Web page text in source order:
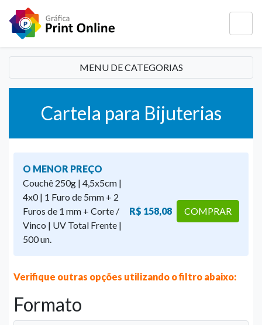
MENU DE CATEGORIAS
Cartela para Bijuterias
O MENOR PREÇO
Couchê 250g | 4,5x5cm |
4x0 | 1 Furo de 5mm + 2
Furos de 1 mm + Corte /
Vinco | UV Total Frente |
500 un.
R$ 158,08 COMPRAR
Verifique outras opções utilizando o filtro abaixo:
Formato